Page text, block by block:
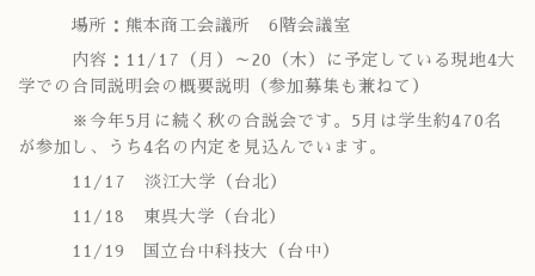
場所：熊本商工会議所 6階会議室
内容：11/17（月）～20（木）に予定している現地4大
学での合同説明会の概要説明（参加募集も兼ねて）
※今年5月に続く秋の合説会です。5月は学生約470名
が参加し、うち4名の内定を見込んでいます。
11/17 淡江大学（台北）
11/18 東呉大学（台北）
11/19 国立台中科技大（台中）